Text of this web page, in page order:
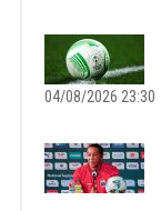
04/08/2026 23:30